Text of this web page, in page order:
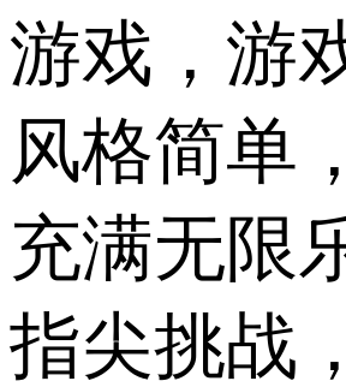
游戏，游
风格简单
充满无限
指尖挑战